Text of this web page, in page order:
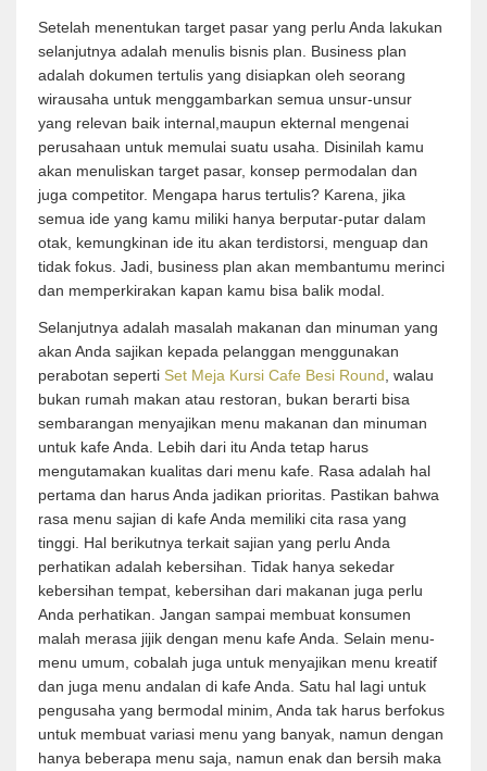
Setelah menentukan target pasar yang perlu Anda lakukan
selanjutnya adalah menulis bisnis plan. Business plan
adalah dokumen tertulis yang disiapkan oleh seorang
wirausaha untuk menggambarkan semua unsur-unsur
yang relevan baik internal,maupun ekternal mengenai
perusahaan untuk memulai suatu usaha. Disinilah kamu
akan menuliskan target pasar, konsep permodalan dan
juga competitor. Mengapa harus tertulis? Karena, jika
semua ide yang kamu miliki hanya berputar-putar dalam
otak, kemungkinan ide itu akan terdistorsi, menguap dan
tidak fokus. Jadi, business plan akan membantumu merinci
dan memperkirakan kapan kamu bisa balik modal.
Selanjutnya adalah masalah makanan dan minuman yang
akan Anda sajikan kepada pelanggan menggunakan
perabotan seperti Set Meja Kursi Cafe Besi Round , walau
bukan rumah makan atau restoran, bukan berarti bisa
sembarangan menyajikan menu makanan dan minuman
untuk kafe Anda. Lebih dari itu Anda tetap harus
mengutamakan kualitas dari menu kafe. Rasa adalah hal
pertama dan harus Anda jadikan prioritas. Pastikan bahwa
rasa menu sajian di kafe Anda memiliki cita rasa yang
tinggi. Hal berikutnya terkait sajian yang perlu Anda
perhatikan adalah kebersihan. Tidak hanya sekedar
kebersihan tempat, kebersihan dari makanan juga perlu
Anda perhatikan. Jangan sampai membuat konsumen
malah merasa jijik dengan menu kafe Anda. Selain menu-
menu umum, cobalah juga untuk menyajikan menu kreatif
dan juga menu andalan di kafe Anda. Satu hal lagi untuk
pengusaha yang bermodal minim, Anda tak harus berfokus
untuk membuat variasi menu yang banyak, namun dengan
hanya beberapa menu saja, namun enak dan bersih maka